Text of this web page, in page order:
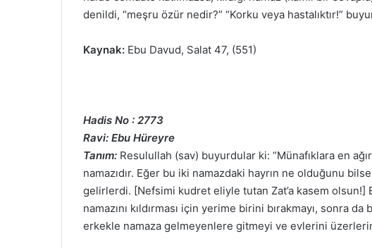
denildi, “meşru özür nedir?” “Korku veya hastalıktır!”
Kaynak: Ebu Davud, Salat 47, (551)
Hadis No : 2773
Ravi: Ebu Hüreyre
Tanım: Resulullah (sav) buyurdular ki: “Münafıklara en
namazıdır. Eğer bu iki namazdaki hayrın ne olduğunu
gelirlerdi. [Nefsimi kudret eliyle tutan Zat’a kasem olsun!]
namazını kıldırması için yerime birini bırakmayı, sonra
erkekle namaza gelmeyenlere gitmeyi ve evlerini